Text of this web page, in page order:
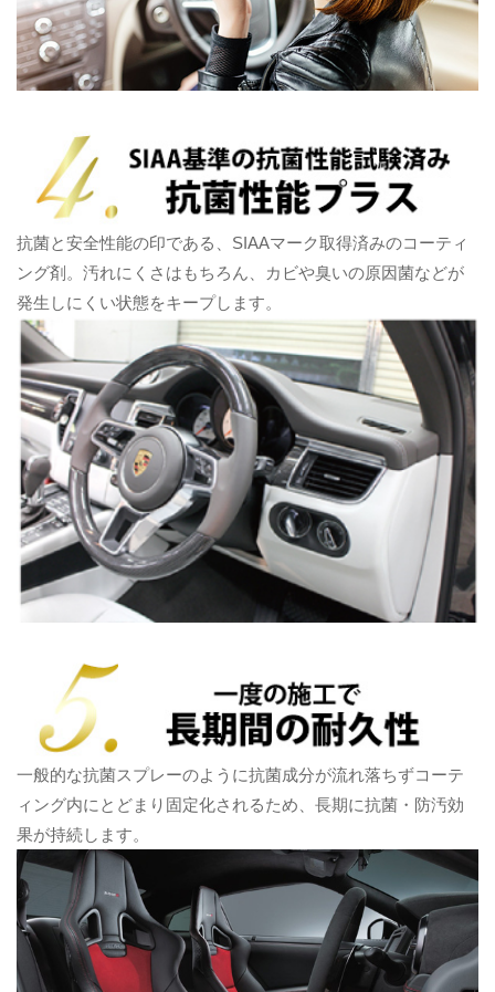
抗菌と安全性能の印である、SIAAマーク取得済みのコーティ
ング剤。汚れにくさはもちろん、カビや臭いの原因菌などが
発生しにくい状態をキープします。
一般的な抗菌スプレーのように抗菌成分が流れ落ちずコーテ
ィング内にとどまり固定化されるため、長期に抗菌・防汚効
果が持続します。